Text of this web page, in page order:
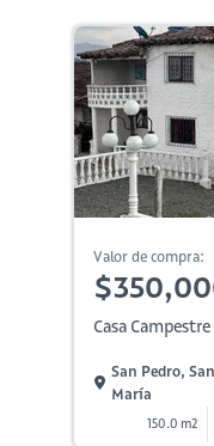
Valor de compra:
Casa
San Pedro,
María
150.0 m2